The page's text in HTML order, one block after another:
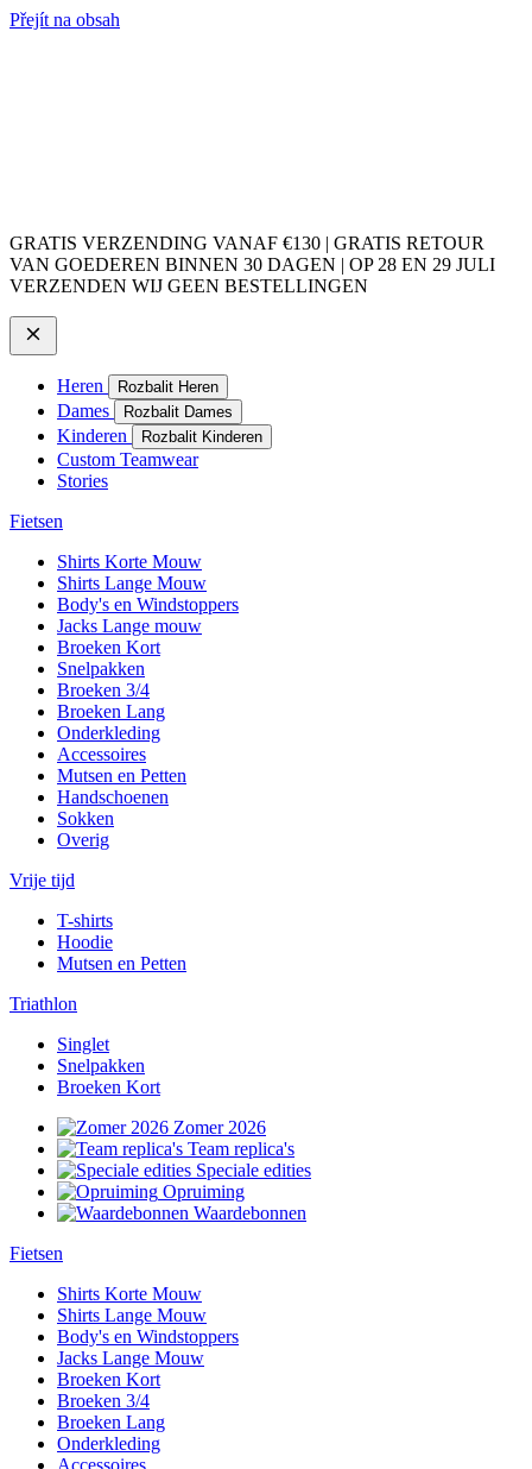
Přejít na obsah
GRATIS VERZENDING VANAF €130 | GRATIS RETOUR
VAN GOEDEREN BINNEN 30 DAGEN | OP 28 EN 29 JULI
VERZENDEN WIJ GEEN BESTELLINGEN
Heren Rozbalit Heren
Dames Rozbalit Dames
Kinderen Rozbalit Kinderen
Custom Teamwear
Stories
Fietsen
Shirts Korte Mouw
Shirts Lange Mouw
Body's en Windstoppers
Jacks Lange mouw
Broeken Kort
Snelpakken
Broeken 3/4
Broeken Lang
Onderkleding
Accessoires
Mutsen en Petten
Handschoenen
Sokken
Overig
Vrije tijd
T-shirts
Hoodie
Mutsen en Petten
Triathlon
Singlet
Snelpakken
Broeken Kort
Zomer 2026
Team replica's
Speciale edities
Opruiming
Waardebonnen
Fietsen
Shirts Korte Mouw
Shirts Lange Mouw
Body's en Windstoppers
Jacks Lange Mouw
Broeken Kort
Broeken 3/4
Broeken Lang
Onderkleding
Accessoires